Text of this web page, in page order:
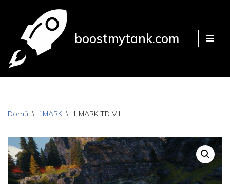
Přeskočit
obsah
boostmytank.com
Domů \ 1MARK \ 1 MARK TD VIII